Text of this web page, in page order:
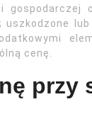
cenę.
przy